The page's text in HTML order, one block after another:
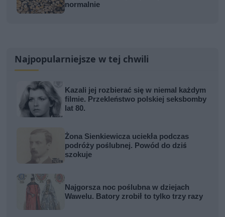
normalnie
Najpopularniejsze w tej chwili
Kazali jej rozbierać się w niemal każdym
filmie. Przekleństwo polskiej seksbomby
lat 80.
Żona Sienkiewicza uciekła podczas
podróży poślubnej. Powód do dziś
szokuje
Najgorsza noc poślubna w dziejach
Wawelu. Batory zrobił to tylko trzy razy